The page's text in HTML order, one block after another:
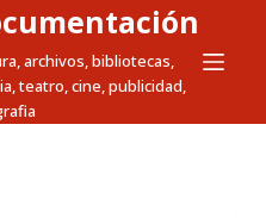
archivos, bibliotecas,
teatro, cine, publicidad,